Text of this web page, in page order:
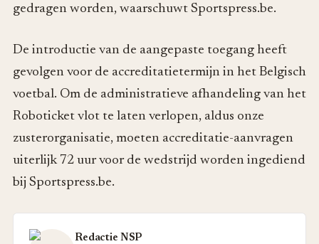
gedragen worden, waarschuwt Sportspress.be.
De introductie van de aangepaste toegang heeft
gevolgen voor de accreditatietermijn in het Belgisch
voetbal. Om de administratieve afhandeling van het
Roboticket vlot te laten verlopen, aldus onze
zusterorganisatie, moeten accreditatie-aanvragen
uiterlijk 72 uur voor de wedstrijd worden ingediend
bij Sportspress.be.
Redactie NSP